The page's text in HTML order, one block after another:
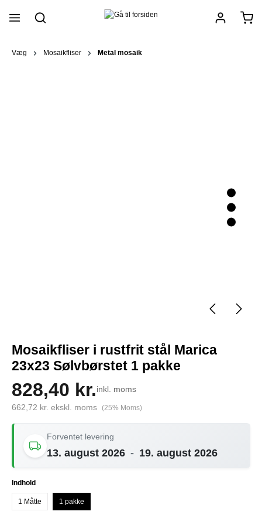
Væg Mosaikfliser Metal mosaik
Mosaikfliser i rustfrit stål Marica
23x23 Sølvbørstet 1 pakke
828,40 kr. inkl. moms
662,72 kr. ekskl. moms (25% Moms)
Forventet levering
13. august 2026 - 19. august 2026
Vælg
Indhold
1 Måtte 1 pakke